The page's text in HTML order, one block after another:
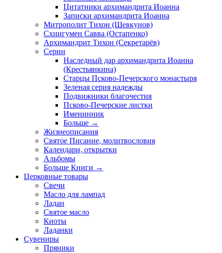
Цитатники архимандрита Иоанна
Записки архимандрита Иоанна
Митрополит Тихон (Шевкунов)
Схиигумен Савва (Остапенко)
Архимандрит Тихон (Секретарёв)
Серии
Наследный дар архимандрита Иоанна
(Крестьянкина)
Старцы Псково-Печерского монастыря
Зеленая серия надежды
Подвижники благочестия
Псково-Печерские листки
Именинник
Больше →
Жизнеописания
Святое Писание, молитвословия
Календари, открытки
Альбомы
Больше Книги →
Церковные товары
Свечи
Масло для лампад
Ладан
Святое масло
Киоты
Ладанки
Сувениры
Пряники